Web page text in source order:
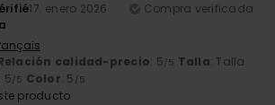
17. enero 2026
Compra verificada
calidad-precio: 5/5 Talla: Talla
: 5/5 Color: 5 /5
producto